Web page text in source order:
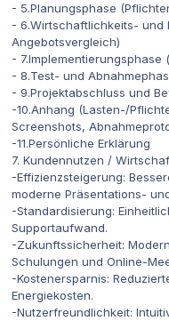
- 5.Planungsphase
- 6.Wirtschaftlichkeits- und
Angebotsvergleich)
-
- 8.Test- und
- 9.Projektabschluss und
-10.Anhang (Lasten-/
Screenshots,
-11.Persönliche Erklärung
7. Kundennutzen /
-Effizienzsteigerung:
moderne Präsentations-
-Standardisierung:
Supportaufwand.
-Zukunftssicherheit:
Schulungen und Online-
-Kostenersparnis:
Energiekosten.
-Nutzerfreundlichkeit: